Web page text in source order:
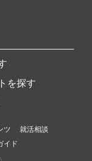
を探す
ツ
就活相談
イド